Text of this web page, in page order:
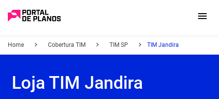
Home Cobertura TIM TIM SP TIM Jandira
Loja TIM Jandira